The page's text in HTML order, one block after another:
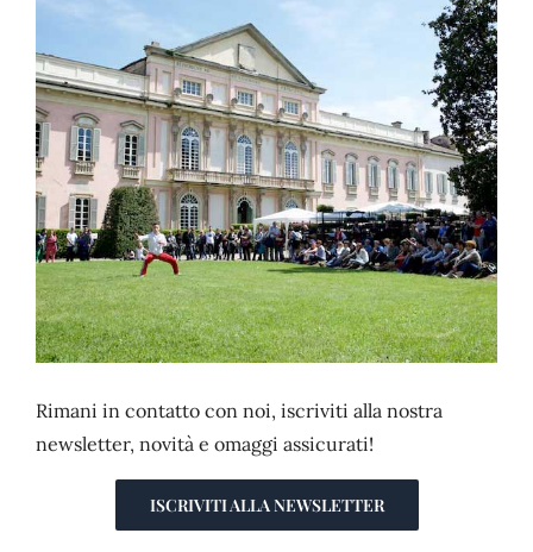
CONTATTI
Rimani in contatto con noi, iscriviti alla nostra
newsletter, novità e omaggi assicurati!
ISCRIVITI ALLA NEWSLETTER